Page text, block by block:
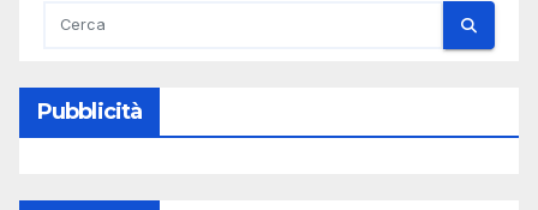
Pubblicità